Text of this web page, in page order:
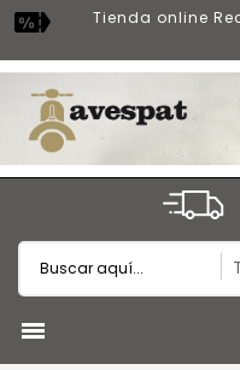
Tienda online
